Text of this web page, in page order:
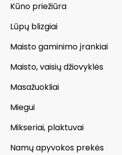
Kūno priežiūra
Lūpų blizgiai
Maisto gaminimo įrankiai
Maisto, vaisių džiovyklės
Masažuokliai
Miegui
Mikseriai, plaktuvai
Namų apyvokos prekės